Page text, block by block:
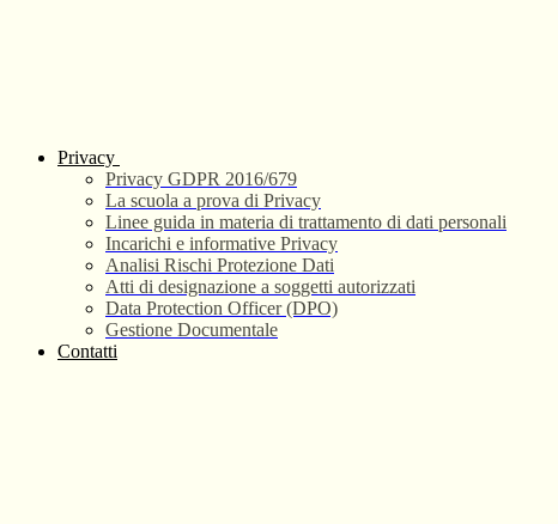
Privacy
Privacy GDPR 2016/679
La scuola a prova di Privacy
Linee guida in materia di trattamento di dati personali
Incarichi e informative Privacy
Analisi Rischi Protezione Dati
Atti di designazione a soggetti autorizzati
Data Protection Officer (DPO)
Gestione Documentale
Contatti